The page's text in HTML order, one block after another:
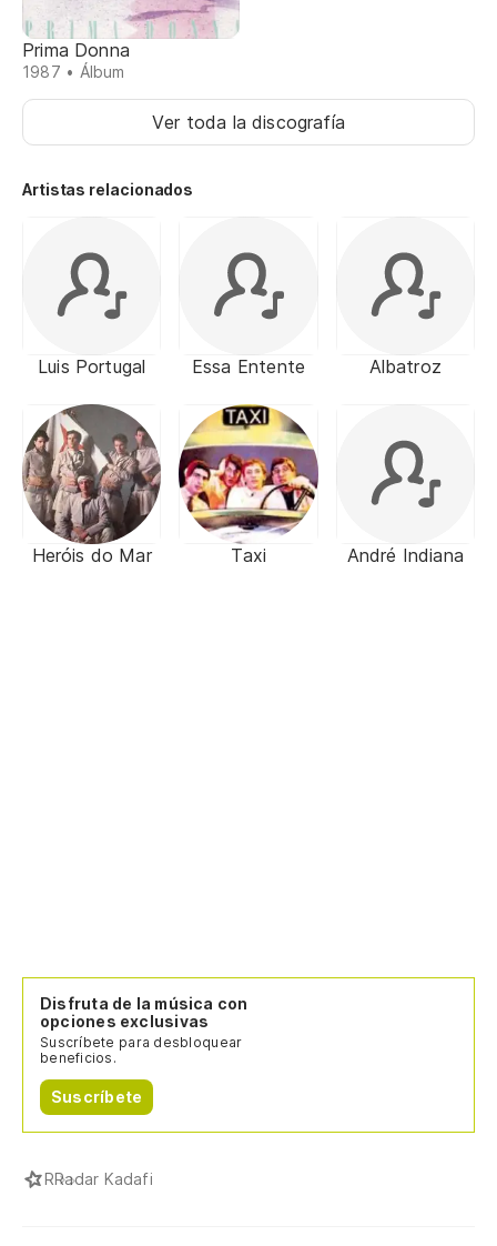
Prima Donna
1987 • Álbum
Ver toda la discografía
Artistas relacionados
Luis Portugal Essa Entente Albatroz
Heróis do Mar Taxi André Indiana
Disfruta de la música con
opciones exclusivas
Suscríbete para desbloquear
beneficios.
Suscríbete
RRadar Kadafi